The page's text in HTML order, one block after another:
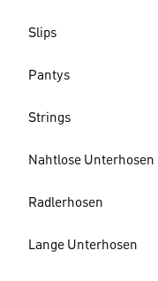
Slips
Pantys
Strings
Nahtlose Unterhosen
Radlerhosen
Lange Unterhosen